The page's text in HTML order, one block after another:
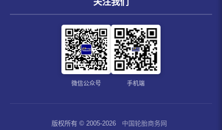
微信公众号 手机端
版权所有 © 2005-2026 中国轮胎商务网